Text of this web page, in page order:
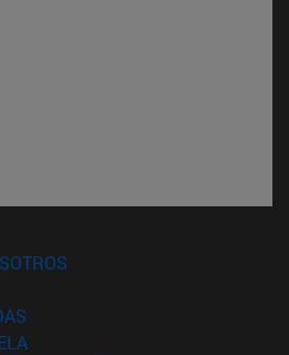
(abre en nueva ventana)